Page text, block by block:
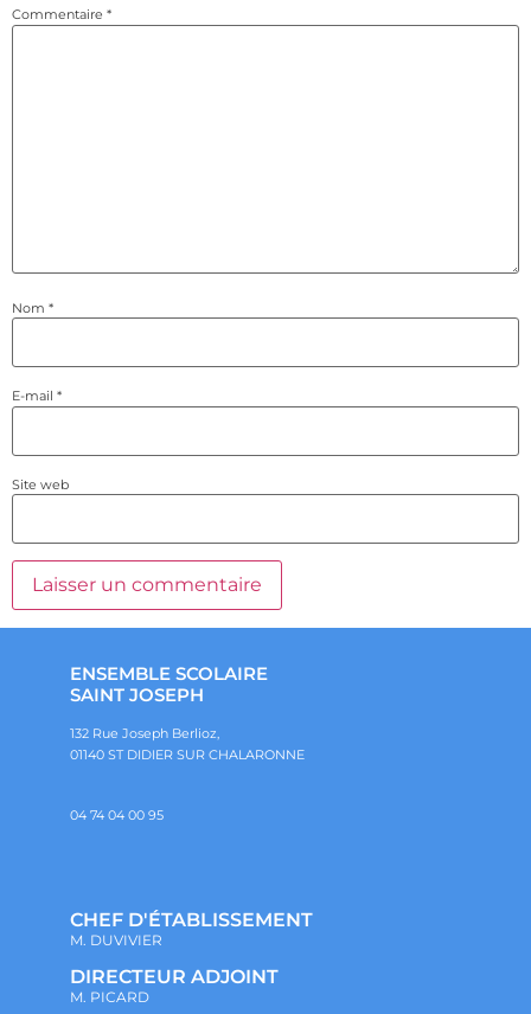
Commentaire *
Nom *
E-mail *
Site web
ENSEMBLE SCOLAIRE
SAINT JOSEPH
132 Rue Joseph Berlioz,
01140 ST DIDIER SUR CHALARONNE
04 74 04 00 95
CHEF D'ÉTABLISSEMENT
M. DUVIVIER
DIRECTEUR ADJOINT
M. PICARD